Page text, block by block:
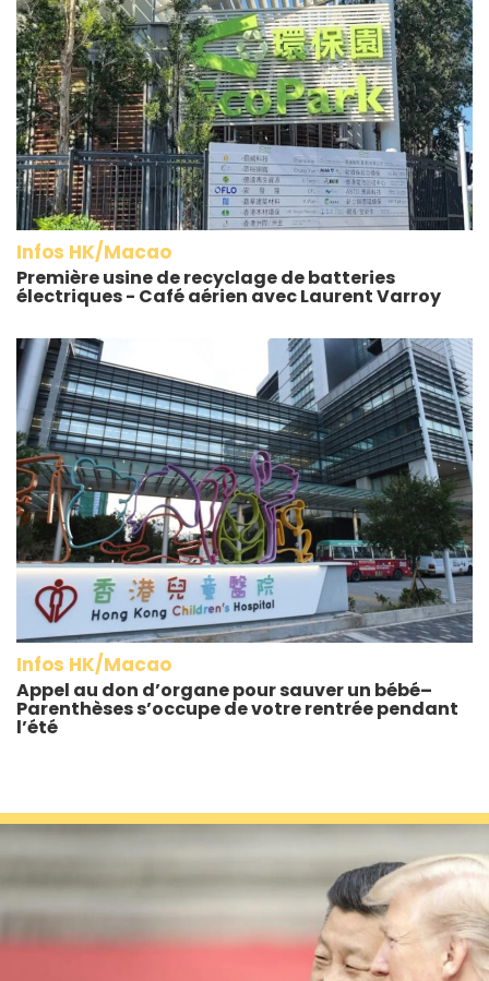
Infos HK/Macao
Première usine de recyclage de batteries
électriques - Café aérien avec Laurent Varroy
Infos HK/Macao
Appel au don d’organe pour sauver un bébé–
Parenthèses s’occupe de votre rentrée pendant
l’été